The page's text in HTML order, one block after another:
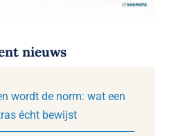
nieuws
wordt de norm: wat een
écht bewijst